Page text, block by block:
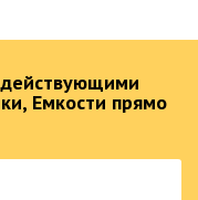
действующими
Емкости прямо